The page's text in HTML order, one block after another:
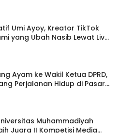
Umi Ayoy, Kreator TikTok
yang Ubah Nasib Lewat Live
Ayam ke Wakil Ketua DPRD,
Perjalanan Hidup di Pasar
Muhammadiyah
Juara II Kompetisi Media